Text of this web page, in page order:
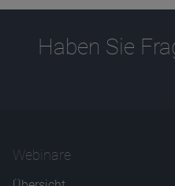
Haben Sie
Webinare